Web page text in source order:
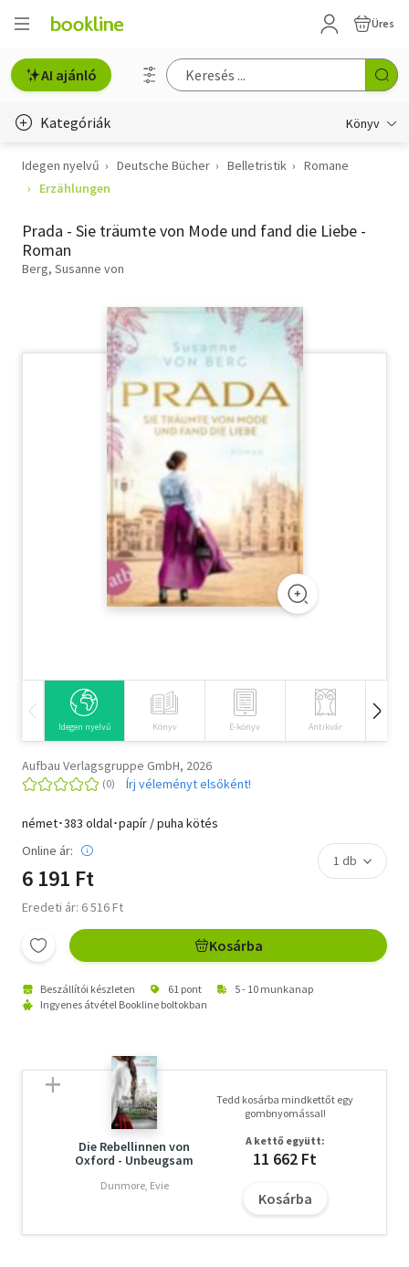
Üres
AI ajánló
Kategóriák Könyv
Életmód, egészség
Gyermek- és ifjúsági
Szótár, nyelvkönyv
Tankönyv, segédkönyv
Társadalomtudomány
Természettudomány
Idegen nyelvű Deutsche Bücher Belletristik
Romane
Erzählungen
Prada - Sie träumte von Mode und fand die Liebe -
Roman
Berg, Susanne von
Idegen nyelvű Könyv E-könyv Antikvár
Aufbau Verlagsgruppe GmbH, 2026
Írj véleményt elsőként!
német･383 oldal･papír / puha kötés
Online ár:
6 191 Ft
Eredeti ár: 6 516 Ft
Kosárba
Beszállítói készleten 61 pont
5 - 10 munkanap
Ingyenes átvétel Bookline boltokban
Die Rebellinnen von
Oxford - Unbeugsam
Dunmore, Evie
Tedd kosárba mindkettőt egy
gombnyomással!
A kettő együtt:
11 662 Ft
Kosárba